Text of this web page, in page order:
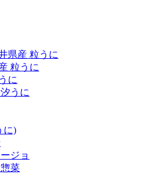
県産 粒うに
粒うに
に
うに
に)
ジョ
菜